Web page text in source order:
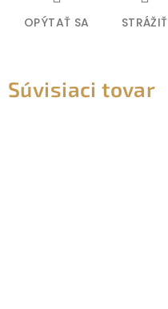
OPÝTAŤ SA STRÁŽIŤ
Súvisiaci tovar